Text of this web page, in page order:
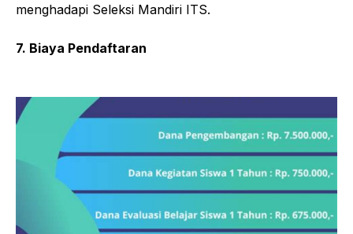
menghadapi Seleksi Mandiri ITS.
7. Biaya Pendaftaran